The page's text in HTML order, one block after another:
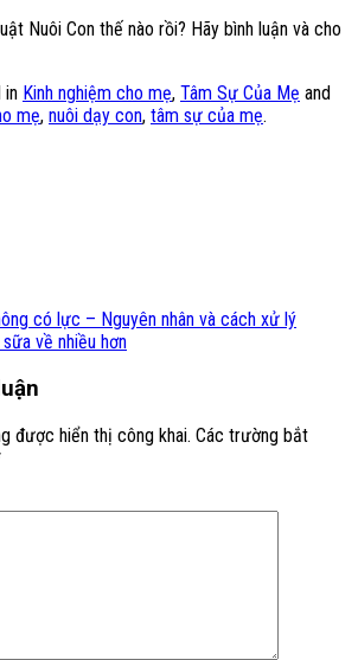
Nuôi Con thế nào rồi? Hãy bình luận và cho
in Kinh nghiệm cho mẹ, Tâm Sự Của Mẹ and
mẹ, nuôi dạy con, tâm sự của mẹ.
có lực – Nguyên nhân và cách xử lý
về nhiều hơn
được hiển thị công khai. Các trường bắt